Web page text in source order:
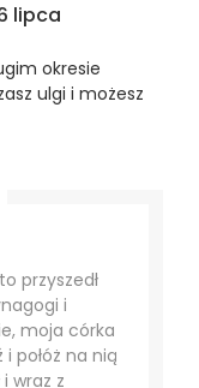
lipca
okresie
ulgi i możesz
przyszedł
i
moja córka
połóż na nią
wraz z